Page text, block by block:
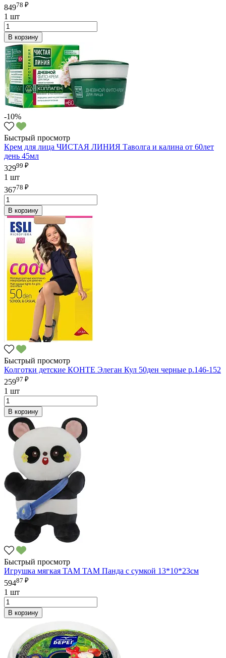
84978 ₽
1 шт
В корзину
-10%
Быстрый просмотр
Крем для лица ЧИСТАЯ ЛИНИЯ Таволга и калина от 60лет
день 45мл
32999 ₽
1 шт
36778 ₽
В корзину
Быстрый просмотр
Колготки детские КОНТЕ Элеган Кул 50ден черные р.146-152
25997 ₽
1 шт
В корзину
Быстрый просмотр
Игрушка мягкая ТАМ ТАМ Панда с сумкой 13*10*23см
59487 ₽
1 шт
В корзину